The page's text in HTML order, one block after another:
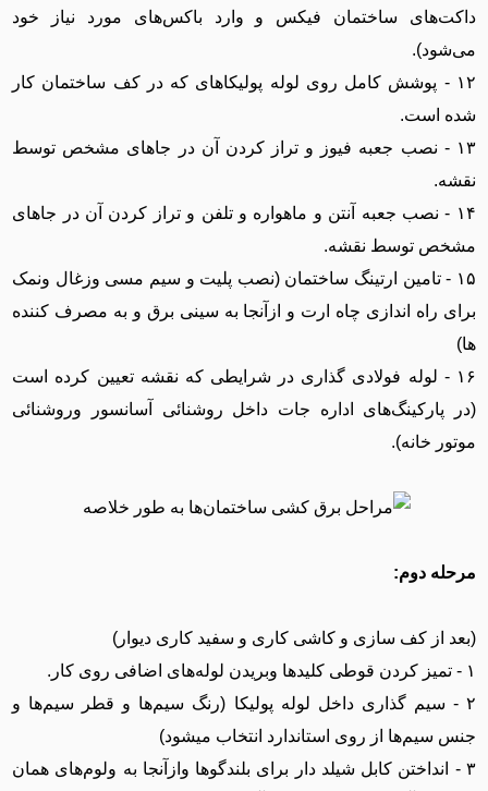
داکت‌های ساختمان فیکس و وارد باکس‌های مورد نیاز خود
می‌شود).
۱۲ - پوشش کامل روی لوله پولیکا‌های که در کف ساختمان کار
شده است.
۱۳ - نصب جعبه فیوز و تراز کردن آن در جاهای مشخص توسط
نقشه.
۱۴ - نصب جعبه آنتن و ماهواره و تلفن و تراز کردن آن در جاهای
مشخص توسط نقشه.
۱۵ - تامین ارتینگ ساختمان (نصب پلیت و سیم مسی وزغال ونمک
برای راه اندازی چاه ارت و ازآنجا به سینی برق و به مصرف کننده
ها)
۱۶ - لوله فولادی گذاری در شرایطی که نقشه تعیین کرده است
(در پارکینگ‌های اداره جات داخل روشنائی آسانسور وروشنائی
موتور خانه).
مرحله دوم:
(بعد از کف سازی و کاشی کاری و سفید کاری دیوار)
۱ - تمیز کردن قوطی کلید‌ها وبریدن لوله‌های اضافی روی کار.
۲ - سیم گذاری داخل لوله پولیکا (رنگ سیم‌ها و قطر سیم‌ها و
جنس سیم‌ها از روی استاندارد انتخاب میشود)
۳ - انداختن کابل شیلد دار برای بلندگو‌ها وازآنجا به ولوم‌های همان